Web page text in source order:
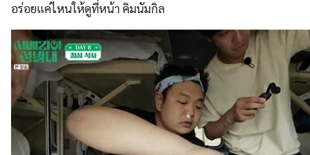
อร่อยแค่ไหนให้ดูที่หน้า คิมนัมกิล